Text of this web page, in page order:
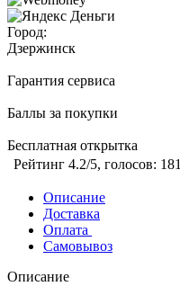
Город:
Дзержинск
Гарантия сервиса
Баллы за покупки
Бесплатная открытка
Рейтинг 4.2/5, голосов: 181
Описание
Доставка
Оплата
Самовывоз
Описание